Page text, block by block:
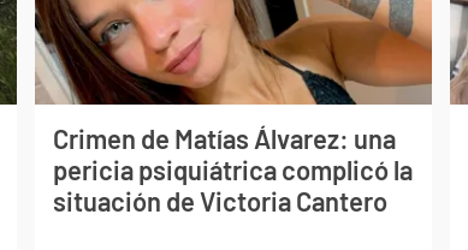
Crimen de Matías Álvarez: una
pericia psiquiátrica complicó la
situación de Victoria Cantero